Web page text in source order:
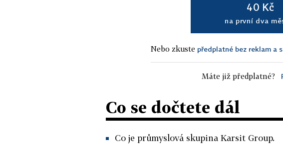
40 Kč
na první dva
Nebo zkuste předplatné bez reklam a
Máte již předplatné?
Co se dočtete dál
Co je průmyslová skupina Karsit Group.